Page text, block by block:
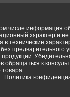
числе информация об
характер и
в технические
обращаться к
товара.
Политика